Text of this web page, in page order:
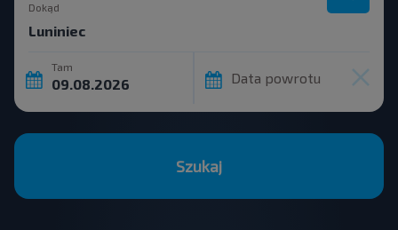
Dokąd
Tam
Data powrotu
Szukaj